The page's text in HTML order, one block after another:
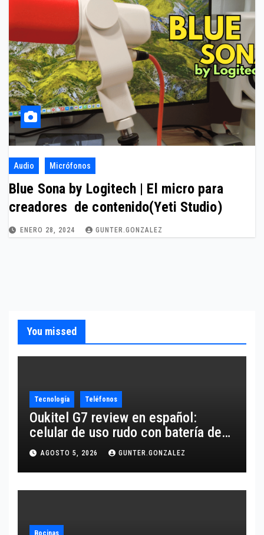
Audio Micrófonos
Blue Sona by Logitech | El micro para
creadores de contenido(Yeti Studio)
ENERO 28, 2024 GUNTER.GONZALEZ
You missed
Tecnología Teléfonos
Oukitel G7 review en español:
celular de uso rudo con batería de
10,600 mAh
AGOSTO 5, 2026 GUNTER.GONZALEZ
Bocinas